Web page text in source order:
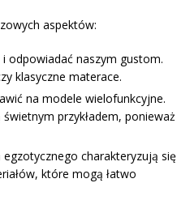
aspektów:
odpowiadać naszym gustom.
klasyczne materace.
na modele wielofunkcyjne.
przykładem, ponieważ
charakteryzują się
które mogą łatwo